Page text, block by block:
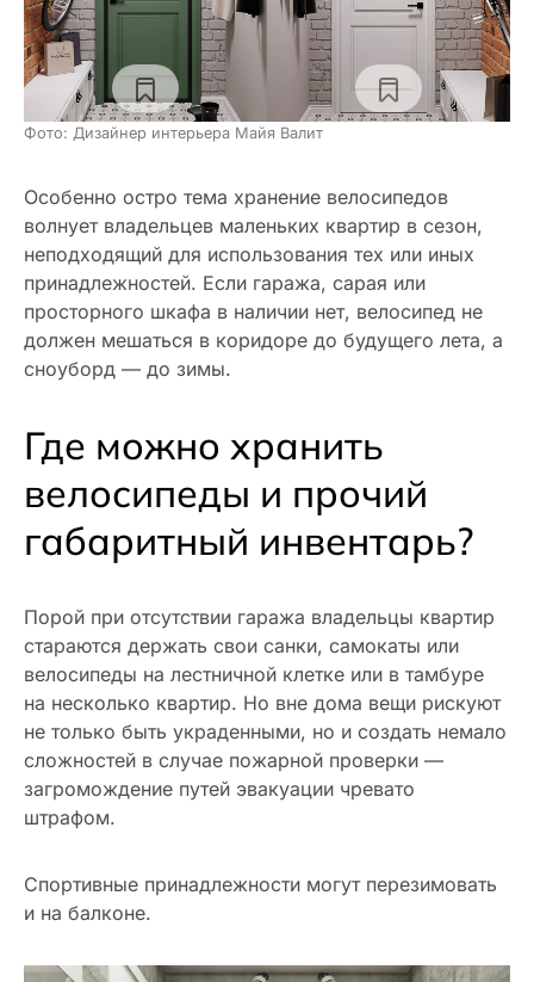
Фото: Дизайнер интерьера Майя Валит
Особенно остро тема хранение велосипедов
волнует владельцев маленьких квартир в сезон,
неподходящий для использования тех или иных
принадлежностей. Если гаража, сарая или
просторного шкафа в наличии нет, велосипед не
должен мешаться в коридоре до будущего лета, а
сноуборд — до зимы.
Где можно хранить
велосипеды и прочий
габаритный инвентарь?
Порой при отсутствии гаража владельцы квартир
стараются держать свои санки, самокаты или
велосипеды на лестничной клетке или в тамбуре
на несколько квартир. Но вне дома вещи рискуют
не только быть украденными, но и создать немало
сложностей в случае пожарной проверки —
загромождение путей эвакуации чревато
штрафом.
Спортивные принадлежности могут перезимовать
и на балконе.